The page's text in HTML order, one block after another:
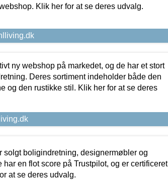
Klik her for at se deres udvalg.
ny webshop på markedet, og de har et stort
Deres sortiment indeholder både den
og den rustikke stil. Klik her for at se deres
solgt boligindretning, designermøbler og
har en flot score på Trustpilot, og er certificeret
at se deres udvalg.